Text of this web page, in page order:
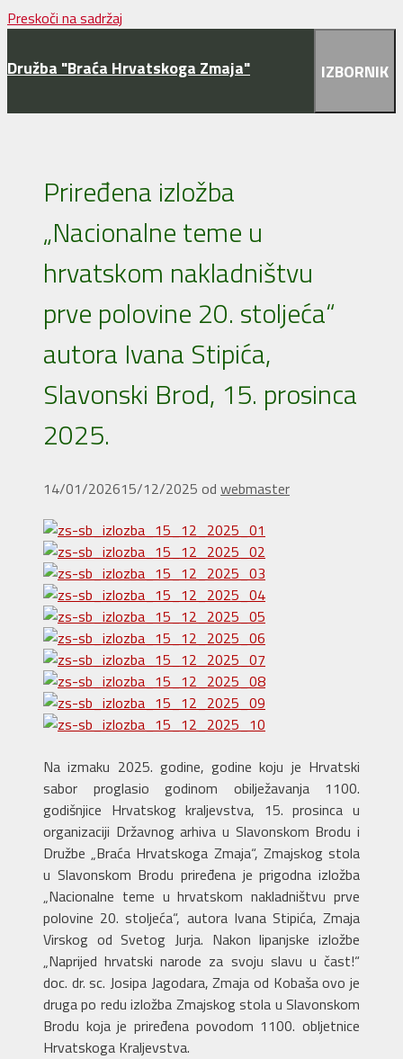
Preskoči na sadržaj
Družba "Braća Hrvatskoga Zmaja" IZBORNIK
Priređena izložba
„Nacionalne teme u
hrvatskom nakladništvu
prve polovine 20. stoljeća“
autora Ivana Stipića,
Slavonski Brod, 15. prosinca
2025.
14/01/202615/12/2025 od webmaster
Na izmaku 2025. godine, godine koju je Hrvatski
sabor proglasio godinom obilježavanja 1100.
godišnjice Hrvatskog kraljevstva, 15. prosinca u
organizaciji Državnog arhiva u Slavonskom Brodu i
Družbe „Braća Hrvatskoga Zmaja“, Zmajskog stola
u Slavonskom Brodu priređena je prigodna izložba
„Nacionalne teme u hrvatskom nakladništvu prve
polovine 20. stoljeća“, autora Ivana Stipića, Zmaja
Virskog od Svetog Jurja. Nakon lipanjske izložbe
„Naprijed hrvatski narode za svoju slavu u čast!“
doc. dr. sc. Josipa Jagodara, Zmaja od Kobaša ovo je
druga po redu izložba Zmajskog stola u Slavonskom
Brodu koja je priređena povodom 1100. obljetnice
Hrvatskoga Kraljevstva.